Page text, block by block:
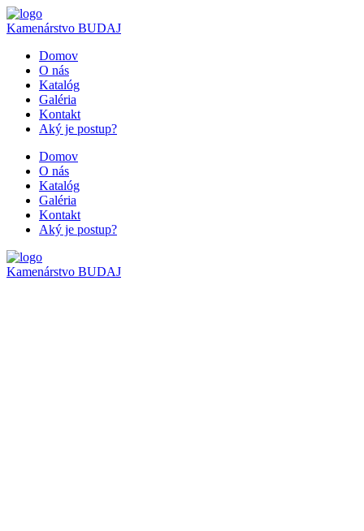
Kamenárstvo BUDAJ
Domov
O nás
Katalóg
Galéria
Kontakt
Aký je postup?
Domov
O nás
Katalóg
Galéria
Kontakt
Aký je postup?
Kamenárstvo BUDAJ